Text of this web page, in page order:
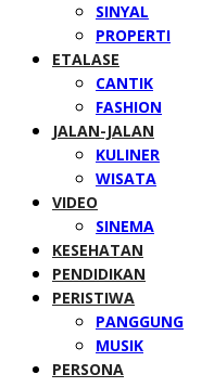
SINYAL
PROPERTI
ETALASE
CANTIK
FASHION
JALAN-JALAN
KULINER
WISATA
VIDEO
SINEMA
KESEHATAN
PENDIDIKAN
PERISTIWA
PANGGUNG
MUSIK
PERSONA